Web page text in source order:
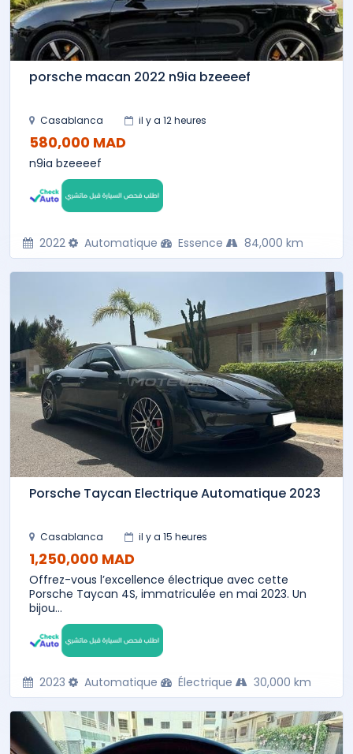
porsche macan 2022 n9ia bzeeeef
Casablanca il y a 12 heures
580,000 MAD
n9ia bzeeeef
2022 Automatique Essence 84,000 km
Porsche Taycan Electrique Automatique 2023
Casablanca il y a 15 heures
1,250,000 MAD
Offrez-vous l’excellence électrique avec cette
Porsche Taycan 4S, immatriculée en mai 2023. Un
bijou...
2023 Automatique Électrique 30,000 km